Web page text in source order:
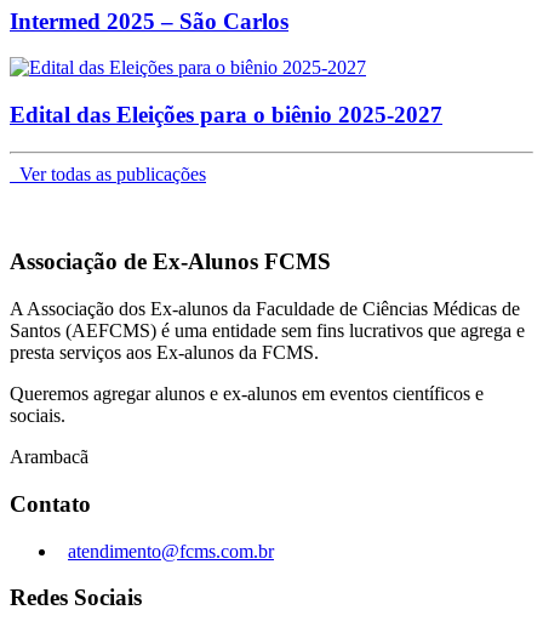
Intermed 2025 – São Carlos
Edital das Eleições para o biênio 2025-2027
Ver todas as publicações
Associação de Ex-Alunos FCMS
A Associação dos Ex-alunos da Faculdade de Ciências Médicas de
Santos (AEFCMS) é uma entidade sem fins lucrativos que agrega e
presta serviços aos Ex-alunos da FCMS.
Queremos agregar alunos e ex-alunos em eventos científicos e
sociais.
Arambacã
Contato
atendimento@fcms.com.br
Redes Sociais